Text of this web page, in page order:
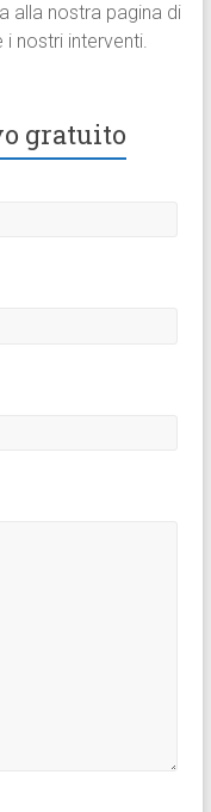
alla nostra pagina di
i nostri interventi.
gratuito